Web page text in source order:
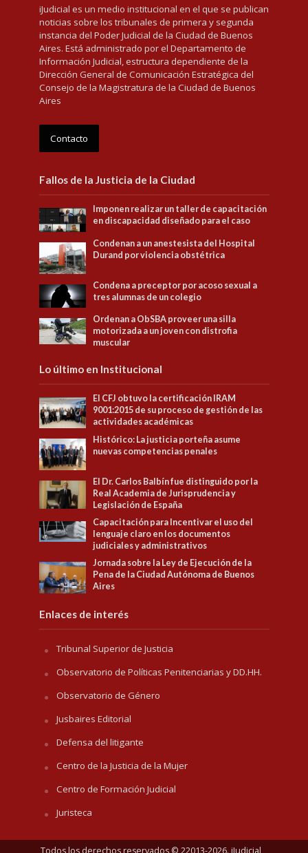
iJudicial es un medio institucional en el que se publican
noticias sobre los tribunales de primera y segunda
instancia del Poder Judicial de la Ciudad de Buenos
Aires. Está administrado por el Departamento de
Información Judicial, estructura dependiente de la
Dirección General de Comunicación Estratégica del
Consejo de la Magistratura de la Ciudad de Buenos
Aires
Contacto
Fallos de la Justicia de la Ciudad
Imponen realizar un taller de capacitación
en discapacidad diseñado para el caso
Condenan a un anestesista del Hospital
Durand por violencia obstétrica
Condena a preceptor por acoso sexual a
tres alumnas de un colegio
Ordenan a ObSBA proveer una silla
motorizada a un joven con distrofia
muscular
Lo último en Institucional
El CFJ obtuvo la certificación IRAM
9001:2015 de su proceso de gestión de las
actividades académicas
Histórico: La justicia porteña asume
nuevas competencias penales
El Dr. Carlos Balbín fue distinguido por la
Real Academia de Jurisprudencia y
Legislación de España
Capacitación para Incentivar el uso del
lenguaje claro en los documentos
judiciales y administrativos
Jornada sobre la Ley de Ejecución de la
Pena de la Ciudad Autónoma de Buenos
Aires
Enlaces de interés
Tribunal Superior de Justicia
Observatorio de Políticas Penitenciarias y DD.HH.
Observatorio de Género
Jusbaires Editorial
Defensa del litigante
Centro de la Justicia de la Mujer
Centro de Formación Judicial
Juristeca
Todos los derechos reservados © 22013-2026. iJudicial